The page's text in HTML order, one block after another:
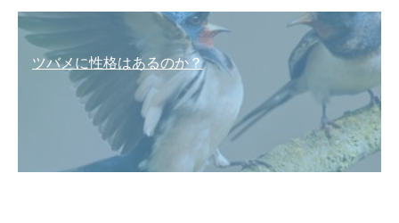
ツバメに性格はあるのか？